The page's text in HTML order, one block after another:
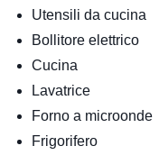
Utensili da cucina
Bollitore elettrico
Cucina
Lavatrice
Forno a microonde
Frigorifero